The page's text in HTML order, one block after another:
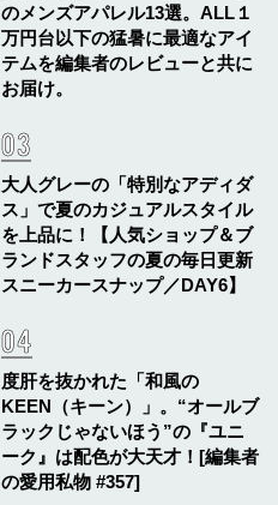
のメンズアパレル13選。ALL１
万円台以下の猛暑に最適なアイ
テムを編集者のレビューと共に
お届け。
大人グレーの「特別なアディダ
ス」で夏のカジュアルスタイル
を上品に！【人気ショップ＆ブ
ランドスタッフの夏の毎日更新
スニーカースナップ／DAY6】
度肝を抜かれた「和風の
KEEN（キーン）」。“オールブ
ラックじゃないほう”の『ユニ
ーク』は配色が大天才！[編集者
の愛用私物 #357]